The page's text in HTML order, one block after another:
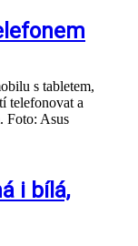
s tabletem,
telefonovat a
Foto: Asus
i bílá,